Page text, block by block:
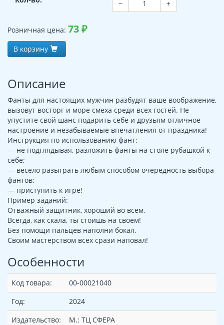
− +
Розничная цена: 73₽
В корзину
Описание
Фанты для настоящих мужчин разбудят ваше воображение,
вызовут восторг и море смеха среди всех гостей. Не
упустите свой шанс подарить себе и друзьям отличное
настроение и незабываемые впечатления от праздника!
Инструкция по использованию фант:
— не подглядывая, разложить фанты на столе рубашкой к
себе;
— весело разыграть любым способом очередность выбора
фантов;
— приступить к игре!
Пример заданий:
Отважный защитник, хороший во всём,
Всегда, как скала, ты стоишь на своём!
Без помощи пальцев наполни бокал,
Своим мастерством всех срази наповал!
Особенности
Код товара:
00-00021040
Год:
2024
Издательство:
М.: ТЦ СФЕРА